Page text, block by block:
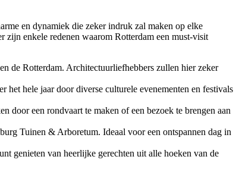
en dynamiek die zeker indruk zal maken op elke
zijn enkele redenen waarom Rotterdam een must-visit
de Rotterdam. Architectuurliefhebbers zullen hier zeker
het hele jaar door diverse culturele evenementen en festivals
door een rondvaart te maken of een bezoek te brengen aan
Tuinen & Arboretum. Ideaal voor een ontspannen dag in
genieten van heerlijke gerechten uit alle hoeken van de